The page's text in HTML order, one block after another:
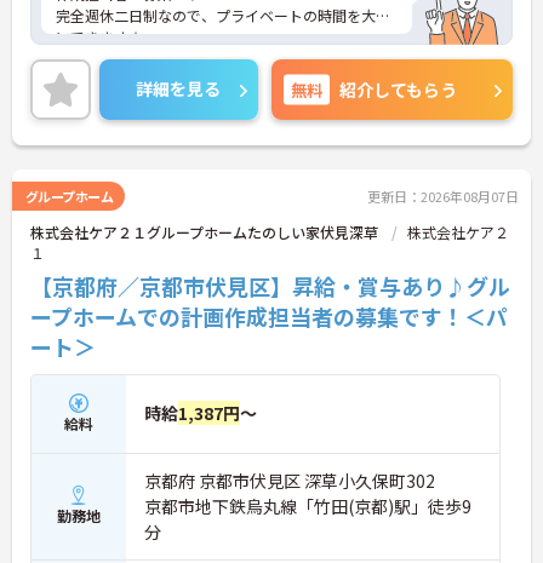
・近隣事業所との情報共有あり
→ 実践的に成長しやすいのが特徴です
完全週休二日制なので、プライベートの時間を大切
にできます☆
昇給・賞与あり♪ 頑張りがしっかり反映されま
す！
ご興味のある方には、面接対策ポイントなど、さら
に詳細をお話しいたしますのでお気軽にご相談くだ
さい！
詳細を見る 無料 紹介してもらう
グループホーム 更新日：2026年08月07日
株式会社ケア２１グループホームたのしい家伏見深草
株式会社ケア２
１
【京都府／京都市伏見区】昇給・賞与あり♪グル
ープホームでの計画作成担当者の募集です！＜パ
ート＞
給料 時給1,387円～
勤務地
京都府 京都市伏見区 深草小久保町302
京都市地下鉄烏丸線「竹田(京都)駅」徒歩9
分